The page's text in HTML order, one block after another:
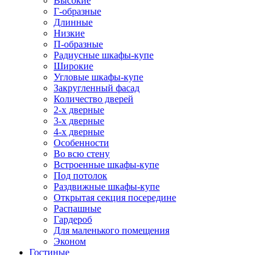
Г-образные
Длинные
Низкие
П-образные
Радиусные шкафы-купе
Широкие
Угловые шкафы-купе
Закругленный фасад
Количество дверей
2-х дверные
3-х дверные
4-х дверные
Особенности
Во всю стену
Встроенные шкафы-купе
Под потолок
Раздвижные шкафы-купе
Открытая секция посередине
Распашные
Гардероб
Для маленького помещения
Эконом
Гостиные